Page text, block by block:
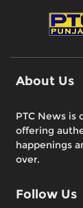
About Us
PTC News is
offering
happenings
over.
Follow Us